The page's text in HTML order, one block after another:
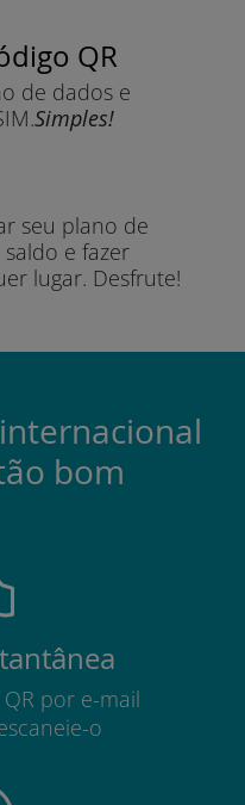
QR
de dados e
Simples!
seu plano de
e fazer
lugar. Desfrute!
bom
por e-mail
o